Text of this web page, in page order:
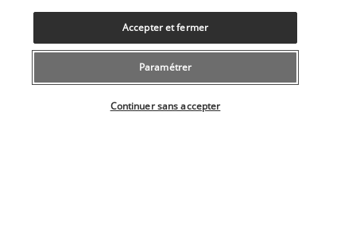
INFORMATIONS UTILES
Découvrir la destination
Paramétrer
Continuer sans accepter
Accepter et fermer